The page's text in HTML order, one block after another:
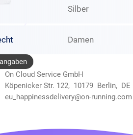
Silber
Damen
On Cloud Service GmbH
Köpenicker Str. 122, 10179 Berlin, DE
eu_happinessdelivery@on-running.com